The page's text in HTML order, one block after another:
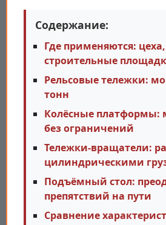
Содержание:
Где применяются:
строительные
Рельсовые тележки:
тонн
Колёсные платформы:
без ограничений
Тележки-вращатели:
цилиндрическими
Подъёмный стол:
препятствий на пути
Сравнение